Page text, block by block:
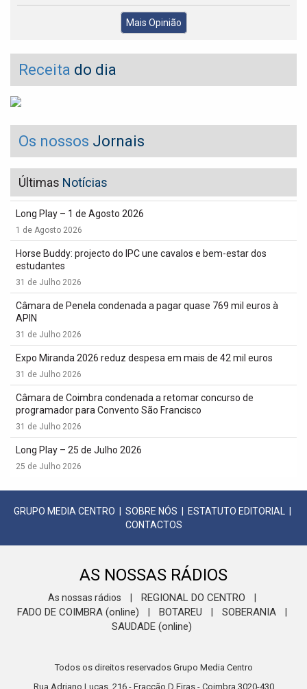
Mais Opinião
Receita do dia
Os nossos Jornais
Últimas Notícias
Long Play – 1 de Agosto 2026
1 de Agosto 2026
Horse Buddy: projecto do IPC une cavalos e bem-estar dos
estudantes
31 de Julho 2026
Câmara de Penela condenada a pagar quase 769 mil euros à
APIN
31 de Julho 2026
Expo Miranda 2026 reduz despesa em mais de 42 mil euros
31 de Julho 2026
Câmara de Coimbra condenada a retomar concurso de
programador para Convento São Francisco
31 de Julho 2026
Long Play – 25 de Julho 2026
25 de Julho 2026
GRUPO MEDIA CENTRO SOBRE NÓS ESTATUTO EDITORIAL
CONTACTOS
AS NOSSAS RÁDIOS
As nossas rádios REGIONAL DO CENTRO
FADO DE COIMBRA (online) BOTAREU SOBERANIA
SAUDADE (online)
Todos os direitos reservados Grupo Media Centro
Rua Adriano Lucas, 216 - Fracção D Eiras - Coimbra 3020-430